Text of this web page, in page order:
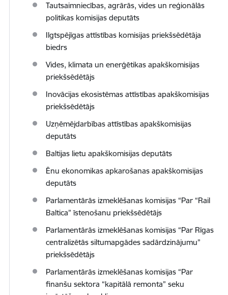
Tautsaimniecības, agrārās, vides un reģionālās
politikas komisijas deputāts
Ilgtspējīgas attīstības komisijas priekšsēdētāja
biedrs
Vides, klimata un enerģētikas apakškomisijas
priekšsēdētājs
Inovācijas ekosistēmas attīstības apakškomisijas
priekšsēdētājs
Uzņēmējdarbības attīstības apakškomisijas
deputāts
Baltijas lietu apakškomisijas deputāts
Ēnu ekonomikas apkarošanas apakškomisijas
deputāts
Parlamentārās izmeklēšanas komisijas “Par “Rail
Baltica” īstenošanu priekšsēdētājs
Parlamentārās izmeklēšanas komisijas “Par Rīgas
centralizētās siltumapgādes sadārdzinājumu”
priekšsēdētājs
Parlamentārās izmeklēšanas komisijas “Par
finanšu sektora “kapitālā remonta” seku